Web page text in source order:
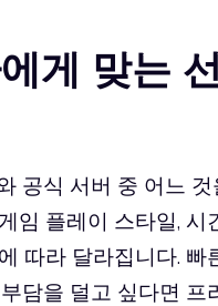
게 맞는
공식 서버 중 어느 것
임 플레이 스타일, 시
따라 달라집니다. 빠
담을 덜고 싶다면 프